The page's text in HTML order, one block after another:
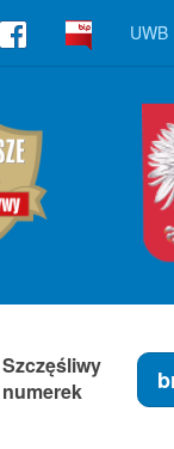
UWB
Szczęśliwy
numerek